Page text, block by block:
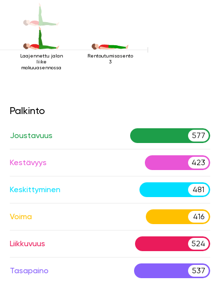
Laajennettu jalan
liike
makuuasennossa
Rentoutumisasento
3
Palkinto
Joustavuus 577
Kestävyys 423
Keskittyminen 481
Voima 416
Liikkuvuus 524
Tasapaino 537